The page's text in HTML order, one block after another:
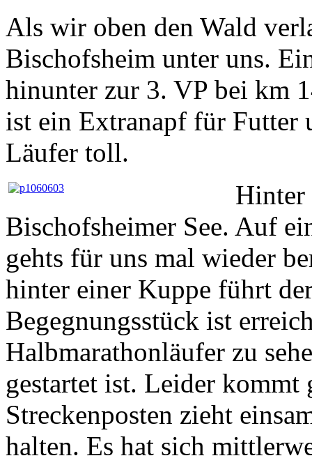
Als wir oben den Wald
Bischofsheim unter uns.
hinunter zur 3. VP bei km
ist ein Extranapf für Futter
Läufer toll.
Hinter
Bischofsheimer See. Auf
gehts für uns mal wieder
hinter einer Kuppe führt
Begegnungsstück ist
Halbmarathonläufer zu
gestartet ist. Leider kommt
Streckenposten zieht
halten. Es hat sich